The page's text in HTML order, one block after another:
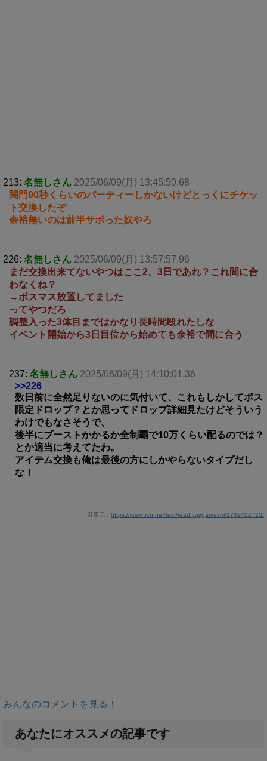
213: 名無しさん 2025/06/09(月) 13:45:50.68
関門90秒くらいのパーティーしかないけどとっくにチケッ
ト交換したぞ
余裕無いのは前半サボった奴やろ
226: 名無しさん 2025/06/09(月) 13:57:57.96
まだ交換出来てないやつはここ2、3日であれ？これ間に合
わなくね？
→ボスマス放置してました
ってやつだろ
調整入った3体目まではかなり長時間殴れたしな
イベント開始から3日目位から始めても余裕で間に合う
237: 名無しさん 2025/06/09(月) 14:10:01.36
>>226
数日前に全然足りないのに気付いて、これもしかしてボス
限定ドロップ？とか思ってドロップ詳細見たけどそういう
わけでもなさそうで、
後半にブーストかかるか全制覇で10万くらい配るのでは？
とか適当に考えてたわ。
アイテム交換も俺は最後の方にしかやらないタイプだし
な！
引用元： https://krsw.5ch.net/test/read.cgi/gamesm/1749422720/
みんなのコメントを見る！
あなたにオススメの記事です